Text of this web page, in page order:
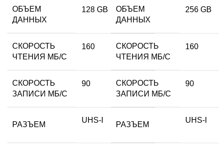
ОБЪЕМ
ДАННЫХ
128 GB
СКОРОСТЬ
ЧТЕНИЯ МБ/С
160
СКОРОСТЬ
ЗАПИСИ МБ/С
90
РАЗЪЕМ
UHS-I
ОБЪЕМ
ДАННЫХ
256 GB
СКОРОСТЬ
ЧТЕНИЯ МБ/С
160
СКОРОСТЬ
ЗАПИСИ МБ/С
90
РАЗЪЕМ
UHS-I